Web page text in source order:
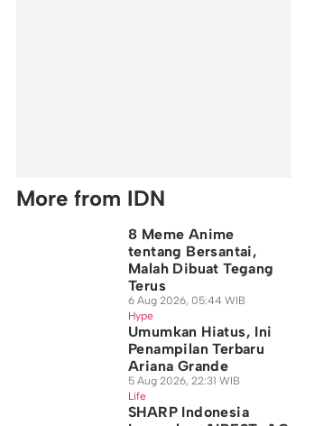
More from IDN
8 Meme Anime
tentang Bersantai,
Malah Dibuat Tegang
Terus
6 Aug 2026, 05:44 WIB
Hype
Umumkan Hiatus, Ini
Penampilan Terbaru
Ariana Grande
5 Aug 2026, 22:31 WIB
Life
SHARP Indonesia